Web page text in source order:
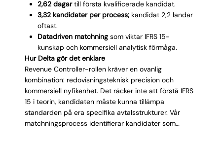
2,62 dagartill första kvalificerade kandidat.
3,32 kandidater per process;kandidat 2,2 landar
oftast.
Datadriven matchningsom viktar IFRS 15-
kunskap och kommersiell analytisk förmåga.
Hur Delta gör det enklare
Revenue Controller-rollen kräver en ovanlig
kombination: redovisningsteknisk precision och
kommersiell nyfikenhet. Det räcker inte att förstå IFRS
15 i teorin, kandidaten måste kunna tillämpa
standarden på era specifika avtalsstrukturer. Vår
matchningsprocess identifierar kandidater som